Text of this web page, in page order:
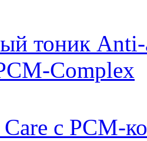
тоник Anti-
Complex
с PCM-